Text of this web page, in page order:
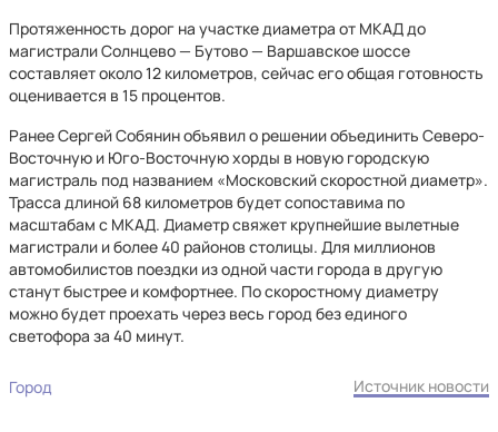
Протяженность дорог на участке диаметра от МКАД до
магистрали Солнцево — Бутово — Варшавское шоссе
составляет около 12 километров, сейчас его общая готовность
оценивается в 15 процентов.
Ранее Сергей Собянин объявил о решении объединить Северо-
Восточную и Юго-Восточную хорды в новую городскую
магистраль под названием «Московский скоростной диаметр».
Трасса длиной 68 километров будет сопоставима по
масштабам с МКАД. Диаметр свяжет крупнейшие вылетные
магистрали и более 40 районов столицы. Для миллионов
автомобилистов поездки из одной части города в другую
станут быстрее и комфортнее. По скоростному диаметру
можно будет проехать через весь город без единого
светофора за 40 минут.
Город Источник новости